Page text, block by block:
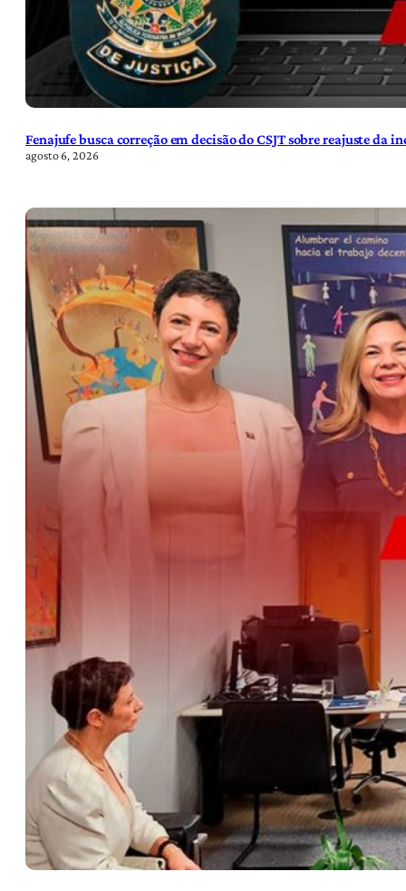
Fenajufe busca correção em decisão do CSJT sobre reajuste da
agosto 6, 2026